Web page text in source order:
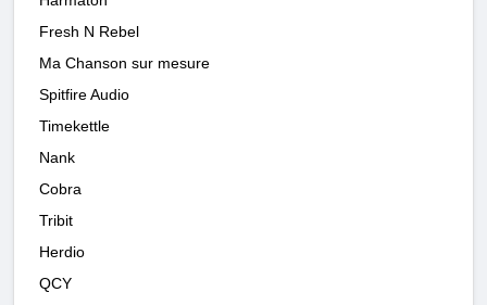
Fresh N Rebel
Ma Chanson sur mesure
Spitfire Audio
Timekettle
Nank
Cobra
Tribit
Herdio
QCY